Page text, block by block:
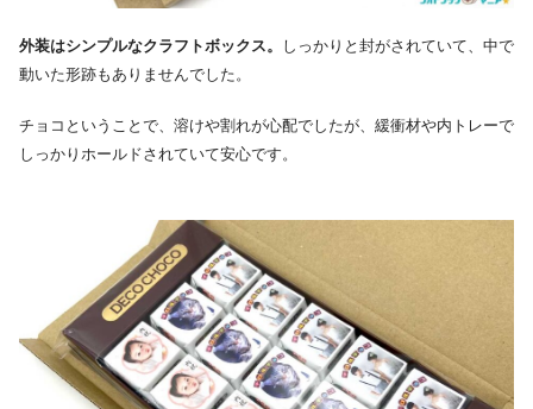
外装はシンプルなクラフトボックス。
しっかりと封がされていて、中で
動いた形跡もありませんでした。
チョコということで、溶けや割れが心配でしたが、緩衝材や内トレーで
しっかりホールドされていて安心です。